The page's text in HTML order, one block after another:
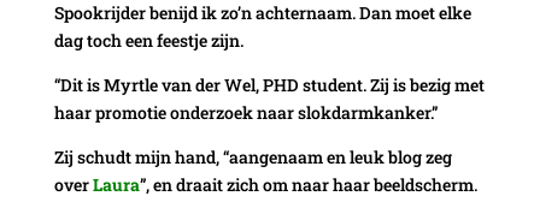
Spookrijder benijd ik zo’n achternaam. Dan moet elke
dag toch een feestje zijn.
“Dit is Myrtle van der Wel, PHD student. Zij is bezig met
haar promotie onderzoek naar slokdarmkanker.”
Zij schudt mijn hand, “aangenaam en leuk blog zeg
overLaura”, en draait zich om naar haar beeldscherm.